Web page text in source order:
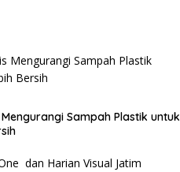
Sampah Plastik untuk